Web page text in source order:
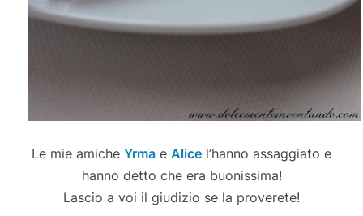
Le mie amiche Yrma e Alice l’hanno assaggiato e
hanno detto che era buonissima!
Lascio a voi il giudizio se la proverete!